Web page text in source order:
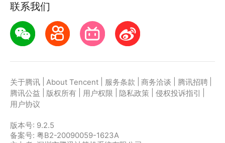
联系我们
关于腾讯 About Tencent 服务条款 商务洽谈 腾讯招聘
腾讯公益
版权所有 用户权限 隐私政策 侵权投诉指引
用户协议
版本号: 9.2.5
备案号: 粤B2-20090059-1623A